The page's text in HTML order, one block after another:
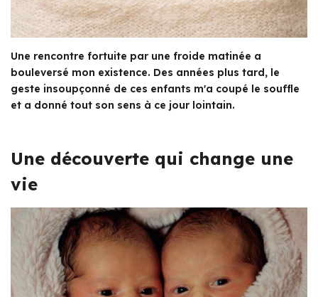
Une rencontre fortuite par une froide matinée a
bouleversé mon existence. Des années plus tard, le
geste insoupçonné de ces enfants m'a coupé le souffle
et a donné tout son sens à ce jour lointain.
Une découverte qui change une
vie